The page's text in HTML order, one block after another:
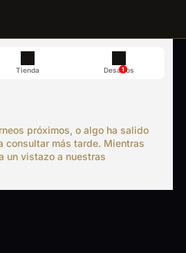
Tienda 1
Desafíos
próximos, o algo ha salido
consultar más tarde. Mientras
un vistazo a nuestras